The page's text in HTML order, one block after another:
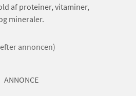
af proteiner, vitaminer,
mineraler.
annoncen)
ANNONCE